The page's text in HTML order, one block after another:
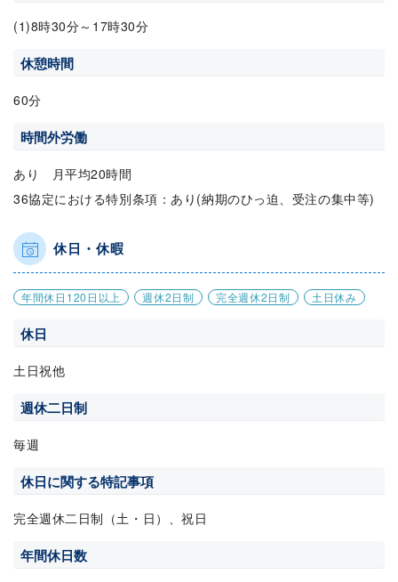
(1)8時30分～17時30分
休憩時間
60分
時間外労働
あり 月平均20時間
36協定における特別条項：あり(納期のひっ迫、受注の集中等)
休日・休暇
年間休日120日以上 週休2日制 完全週休2日制 土日休み
休日
土日祝他
週休二日制
毎週
休日に関する特記事項
完全週休二日制（土・日）、祝日
年間休日数